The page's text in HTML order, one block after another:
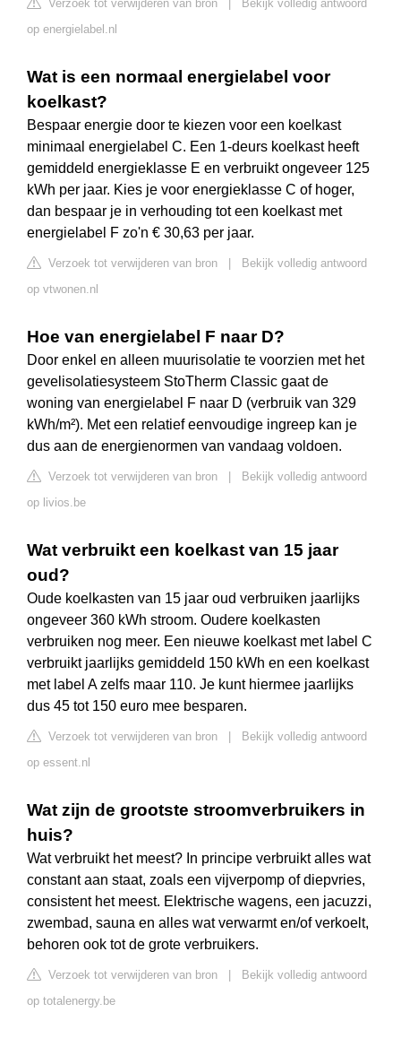
Verzoek tot verwijderen van bron
Bekijk volledig antwoord
op energielabel.nl
Wat is een normaal energielabel voor
koelkast?
Bespaar energie door te kiezen voor een koelkast
minimaal energielabel C. Een 1-deurs koelkast heeft
gemiddeld energieklasse E en verbruikt ongeveer 125
kWh per jaar. Kies je voor energieklasse C of hoger,
dan bespaar je in verhouding tot een koelkast met
energielabel F zo'n € 30,63 per jaar.
Verzoek tot verwijderen van bron
Bekijk volledig antwoord
op vtwonen.nl
Hoe van energielabel F naar D?
Door enkel en alleen muurisolatie te voorzien met het
gevelisolatiesysteem StoTherm Classic gaat de
woning van energielabel F naar D (verbruik van 329
kWh/m²). Met een relatief eenvoudige ingreep kan je
dus aan de energienormen van vandaag voldoen.
Verzoek tot verwijderen van bron
Bekijk volledig antwoord
op livios.be
Wat verbruikt een koelkast van 15 jaar
oud?
Oude koelkasten van 15 jaar oud verbruiken jaarlijks
ongeveer 360 kWh stroom. Oudere koelkasten
verbruiken nog meer. Een nieuwe koelkast met label C
verbruikt jaarlijks gemiddeld 150 kWh en een koelkast
met label A zelfs maar 110. Je kunt hiermee jaarlijks
dus 45 tot 150 euro mee besparen.
Verzoek tot verwijderen van bron
Bekijk volledig antwoord
op essent.nl
Wat zijn de grootste stroomverbruikers in
huis?
Wat verbruikt het meest? In principe verbruikt alles wat
constant aan staat, zoals een vijverpomp of diepvries,
consistent het meest. Elektrische wagens, een jacuzzi,
zwembad, sauna en alles wat verwarmt en/of verkoelt,
behoren ook tot de grote verbruikers.
Verzoek tot verwijderen van bron
Bekijk volledig antwoord
op totalenergy.be